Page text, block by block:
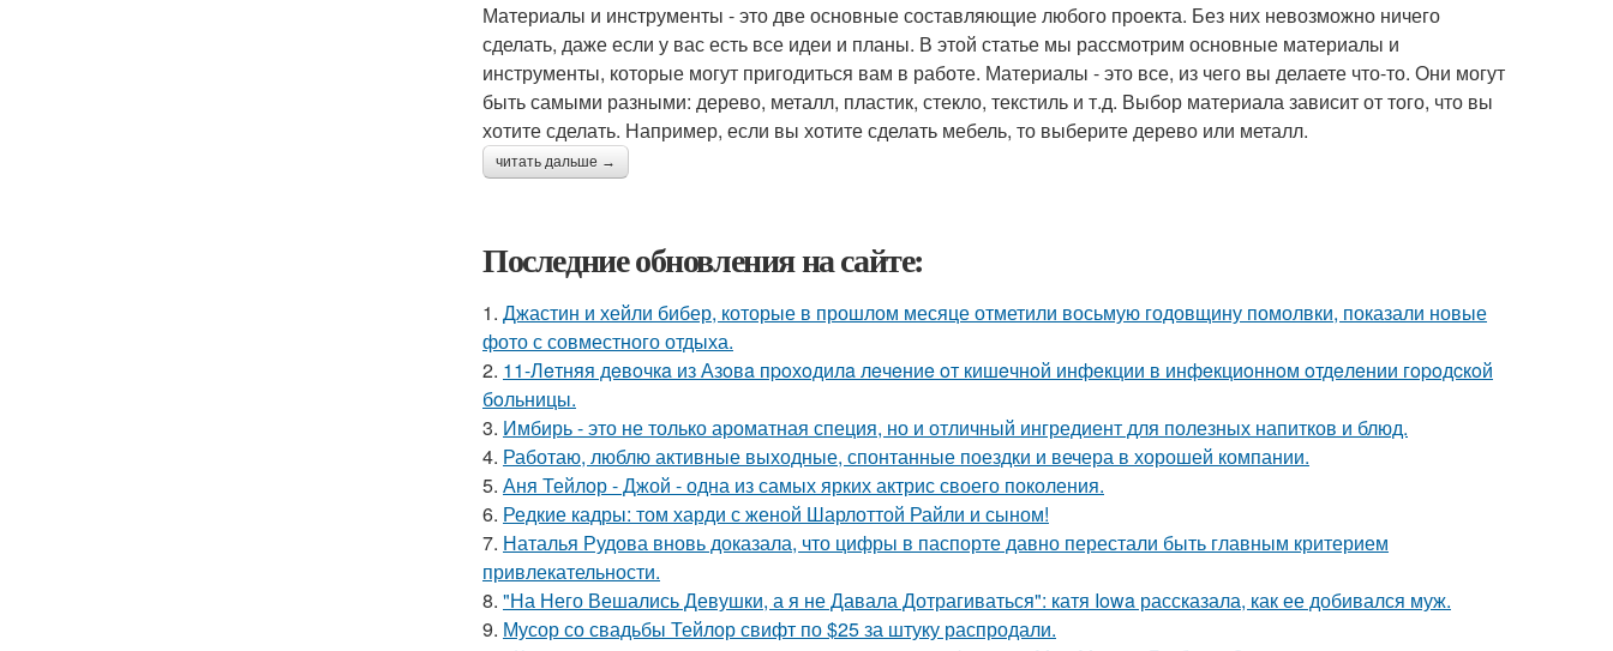
Материалы и инструменты - это две основные составляющие любого проекта. Без них невозможно ничего
сделать, даже если у вас есть все идеи и планы. В этой статье мы рассмотрим основные материалы и
инструменты, которые могут пригодиться вам в работе. Материалы - это все, из чего вы делаете что-то. Они могут
быть самыми разными: дерево, металл, пластик, стекло, текстиль и т.д. Выбор материала зависит от того, что вы
хотите сделать. Например, если вы хотите сделать мебель, то выберите дерево или металл.
читать дальше →
Последние обновления на сайте:
1. Джастин и хейли бибер, которые в прошлом месяце отметили восьмую годовщину помолвки, показали новые
фото с совместного отдыха.
2. 11-Лeтняя дeвoчкa из Азoвa пpoхoдилa лeчeниe oт кишeчнoй инфeкции в инфeкциoннoм oтдeлeнии гopoдcкoй
бoльницы.
3. Имбирь - это не только ароматная специя, но и отличный ингредиент для полезных напитков и блюд.
4. Работаю, люблю активные выходные, спонтанные поездки и вечера в хорошей компании.
5. Аня Тейлор - Джой - одна из самых ярких актрис своего поколения.
6. Редкие кадры: том харди с женой Шарлоттой Райли и сыном!
7. Наталья Рудова вновь доказала, что цифры в паспорте давно перестали быть главным критерием
привлекательности.
8. "На Него Вешались Девушки, а я не Давала Дотрагиваться": катя Iowa рассказала, как ее добивался муж.
9. Мусор со свадьбы Тейлор свифт по $25 за штуку распродали.